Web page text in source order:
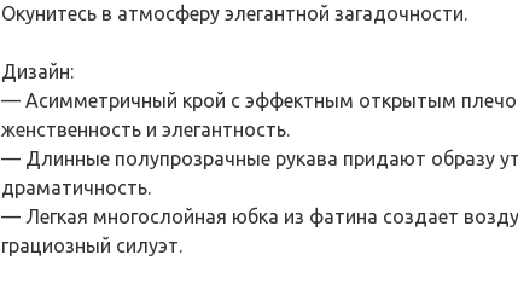
Окунитесь в атмосферу элегантной загадочности.
Дизайн:
— Асимметричный крой с эффектным открытым
женственность и элегантность.
— Длинные полупрозрачные рукава придают образу
драматичность.
— Легкая многослойная юбка из фатина создает
грациозный силуэт.